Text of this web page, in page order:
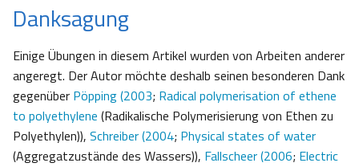
Danksagung
Einige Übungen in diesem Artikel wurden von Arbeiten anderer
angeregt. Der Autor möchte deshalb seinen besonderen Dank
gegenüber Pöpping (2003; Radical polymerisation of ethene
to polyethylene (Radikalische Polymerisierung von Ethen zu
Polyethylen)), Schreiber (2004; Physical states of water
(Aggregatzustände des Wassers)), Fallscheer (2006; Electric